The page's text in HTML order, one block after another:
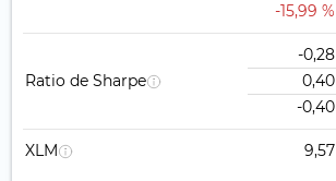
-15,99 %
Ratio de Sharpe
-0,28
0,40
-0,40
XLM 9,57